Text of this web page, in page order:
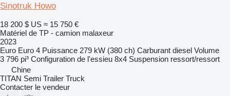
Sinotruk Howo
18 200 $ US ≈ 15 750 €
Matériel de TP - camion malaxeur
2023
Euro Euro 4 Puissance 279 kW (380 ch) Carburant diesel Volume
3 796 pi³ Configuration de l'essieu 8x4 Suspension ressort/ressort
Chine
TITAN Semi Trailer Truck
Contacter le vendeur